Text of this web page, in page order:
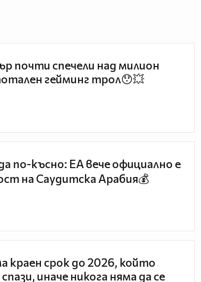
почти спечели над милион
гейминг трол😯💥
по-късно: EA вече официално е
на Саудитска Арабия💰
краен срок до 2026, който
иначе никога няма да се